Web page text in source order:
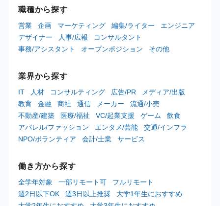
職種から探す
営業 企画 マーケティング 編集/ライター
エンジニア
デザイナー
人事/広報
コンサルタント
事務/アシスタント
オープンポジション その他
業界から探す
IT 人材 コンサルティング 広告/PR
メディア/出版
教育
金融 商社 通信 メーカー
流通/小売
不動産/建築
医療/福祉 VC/起業支援 ゲーム
飲食
アパレル/ファッション
エンタメ/芸能
交通/インフラ
NPO/ボランティア
会計/士業 サービス
働き方から探す
全学年対象 一部リモート可
フルリモート
週2日以下OK
週3日以上推奨
大学1年生におすすめ